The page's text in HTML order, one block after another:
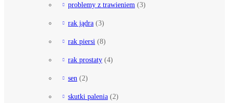
problemy z trawieniem (3)
rak jądra (3)
rak piersi (8)
rak prostaty (4)
sen (2)
skutki palenia (2)